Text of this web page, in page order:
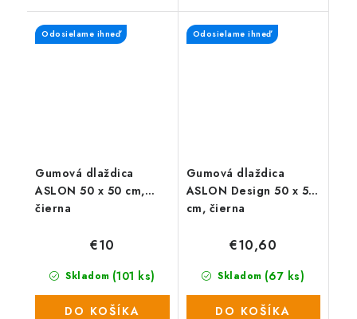
Kryciu plachtu s kovovými
okami využijete v dielni,...
Kryciu plachtu s kovovými
okami využijete v dielni,...
Gumová dlaždica
ASLON 50 x 50 cm,
čierna
Odosielame ihneď
Skladom (101 ks)
€10
DO KOŠÍKA
Gumová dlaždica
ASLON Design 50 x 50
cm, čierna
Odosielame ihneď
Skladom (67 ks)
€10,60
DO KOŠÍKA